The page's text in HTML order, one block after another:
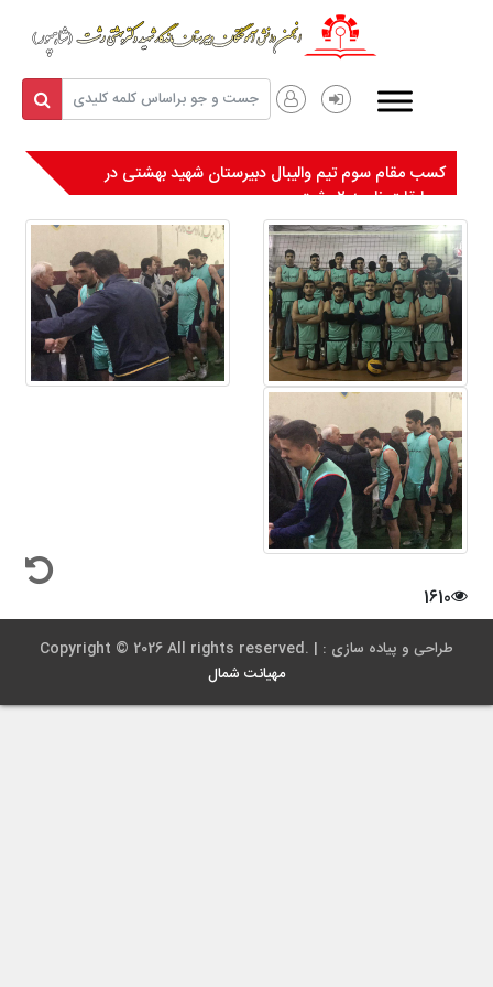
کسب مقام سوم تیم والیبال دبیرستان شهید بهشتی در
مسابقات ناحیه ۲ رشت
1610
Copyright © 2026 All rights reserved. | طراحی و پیاده سازی :
مهیانت شمال